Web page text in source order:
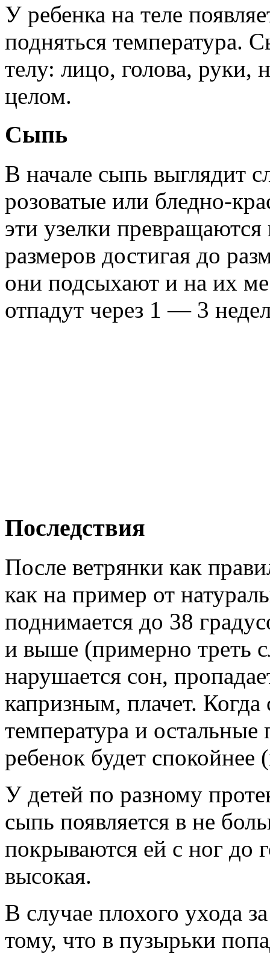
У ребенка на теле
подняться температура.
телу: лицо, голова, руки,
целом.
Сыпь
В начале сыпь выглядит
розоватые или бледно-
эти узелки
размеров достигая до
они подсыхают и на их
отпадут через 1 — 3
Последствия
После ветрянки как
как на пример от
поднимается до 38
и выше (примерно треть
нарушается сон,
капризным, плачет.
температура и остальные
ребенок будет
У детей по разному
сыпь появляется в не
покрываются ей с ног до
высокая.
В случае плохого ухода
тому, что в пузырьки